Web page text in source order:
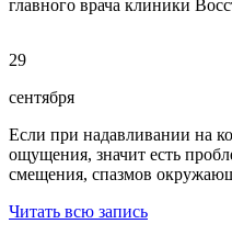
главного врача клиники
29
сентября
Если при надавливании на
ощущения, значит есть
смещения, спазмов
Читать всю запись